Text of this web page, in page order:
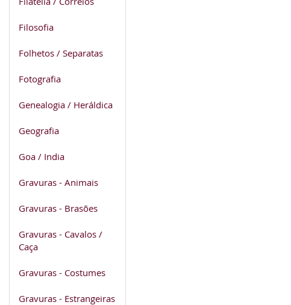
Filosofia
Folhetos / Separatas
Fotografia
Genealogia / Heráldica
Geografia
Goa / India
Gravuras - Animais
Gravuras - Brasões
Gravuras - Cavalos /
Caça
Gravuras - Costumes
Gravuras - Estrangeiras